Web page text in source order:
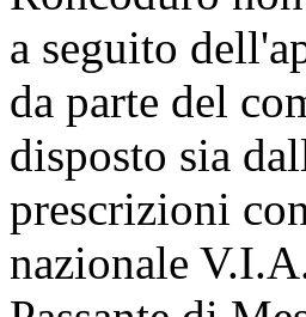
a seguito
da parte del
disposto sia
prescrizioni
nazionale